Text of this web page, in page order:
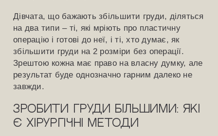
Дівчата, що бажають збільшити груди, діляться
на два типи – ті, які мріють про пластичну
операцію і готові до неї, і ті, хто думає, як
збільшити груди на 2 розміри без операції.
Зрештою кожна має право на власну думку, але
результат буде однозначно гарним далеко не
завжди.
Зробити груди більшими: які
є хірургічні методи